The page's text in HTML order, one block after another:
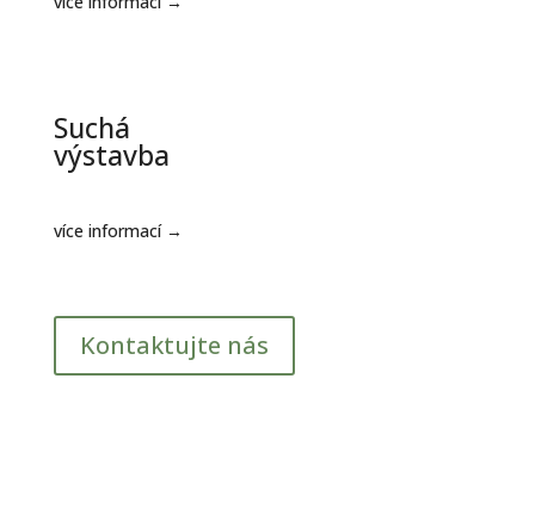
Suchá
výstavba
více informací →
Kontaktujte nás